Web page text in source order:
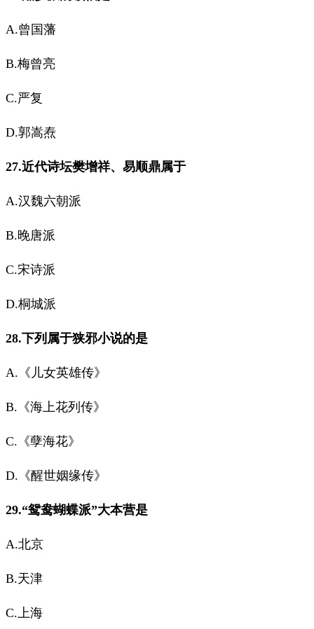
A.曾国藩
B.梅曾亮
C.严复
D.郭嵩焘
27.近代诗坛樊增祥、易顺鼎属于
A.汉魏六朝派
B.晚唐派
C.宋诗派
D.桐城派
28.下列属于狭邪小说的是
A.《儿女英雄传》
B.《海上花列传》
C.《孽海花》
D.《醒世姻缘传》
29.“鸳鸯蝴蝶派”大本营是
A.北京
B.天津
C.上海